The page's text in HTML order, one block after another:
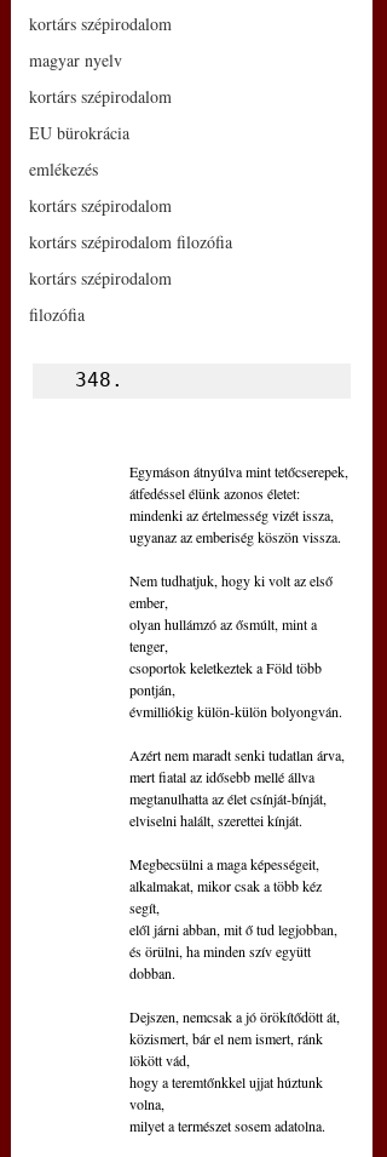
kortárs szépirodalom
magyar nyelv
kortárs szépirodalom
EU bürokrácia
emlékezés
kortárs szépirodalom
kortárs szépirodalom filozófia
kortárs szépirodalom
filozófia
348.
Egymáson átnyúlva mint tetőcserepek,
átfedéssel élünk azonos életet:
mindenki az értelmesség vizét issza,
ugyanaz az emberiség köszön vissza.
Nem tudhatjuk, hogy ki volt az első
ember,
olyan hullámzó az ősmúlt, mint a
tenger,
csoportok keletkeztek a Föld több
pontján,
évmilliókig külön-külön bolyongván.
Azért nem maradt senki tudatlan árva,
mert fiatal az idősebb mellé állva
megtanulhatta az élet csínját-bínját,
elviselni halált, szerettei kínját.
Megbecsülni a maga képességeit,
alkalmakat, mikor csak a több kéz
segít,
elől járni abban, mit ő tud legjobban,
és örülni, ha minden szív együtt
dobban.
Dejszen, nemcsak a jó örökítődött át,
közismert, bár el nem ismert, ránk
lökött vád,
hogy a teremtőnkkel ujjat húztunk
volna,
milyet a természet sosem adatolna.